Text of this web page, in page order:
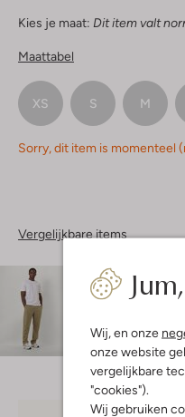
Wij, en onze
onze website
vergelijkbare
"cookies").
Wij gebruiken
Kies je maat: Dit item valt
Maattabel
XS S M
Sorry, dit item is momenteel
Vergelijkbare items
Maatadvies
Ibrahim is 1